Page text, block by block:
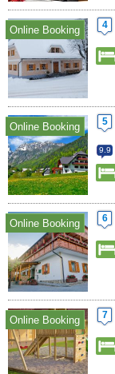
Online Booking 4
Online Booking 5
9.9
Online Booking 6
Online Booking 7